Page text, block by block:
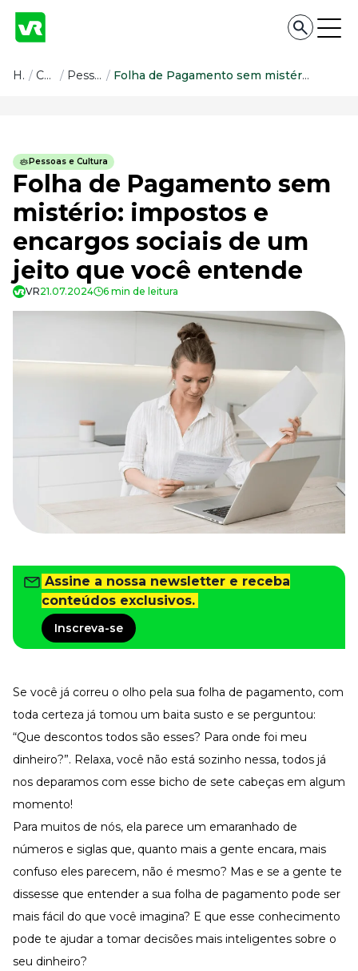
Conteúdo
Todas as categorias
Confira nossos conteúdos
Empreendedorismo
Impulsione o seu negócio
Legislação
Fique por dentro da lei
Pessoas e Cultura
Aprimore a cultura organizacional
Educação Financeira
Saiba como gerenciar o seu dinheiro
Tudo para facilitar a rotina
Cursos
Cursos
Todos os Cursos
Para simplificar os processos
Gestão de Empresas e Negócios
Eleve os resultados da organização
Gestão de Pessoas e Liderança
Capacitação com especialistas
Treinamento de Produto
Desenvolva a sua equipe
Materiais Gratuitos
Confira nossos materiais
E-book
Aprofunde seu conhecimento
Ferramentas e Templates
Para agilizar o seu trabalho
Infográfico
Conteúdo prático e rápido
Home/ Conteúdo / Pessoas e Cultura / Folha de Pagamento sem mistério: impostos e encargos sociais de um jeito que você entende
Pessoas e Cultura
Folha de Pagamento sem
mistério: impostos e
encargos sociais de um
jeito que você entende
VR21.07.2024 6 min de leitura
Assine a nossa newsletter e receba
conteúdos exclusivos.
Inscreva-se
Se você já correu o olho pela sua folha de pagamento, com
toda certeza já tomou um baita susto e se perguntou:
“Que descontos todos são esses? Para onde foi meu
dinheiro?”. Relaxa, você não está sozinho nessa, todos já
nos deparamos com esse bicho de sete cabeças em algum
momento!
Para muitos de nós, ela parece um emaranhado de
números e siglas que, quanto mais a gente encara, mais
confuso eles parecem, não é mesmo? Mas e se a gente te
dissesse que entender a sua folha de pagamento pode ser
mais fácil do que você imagina? E que esse conhecimento
pode te ajudar a tomar decisões mais inteligentes sobre o
seu dinheiro?